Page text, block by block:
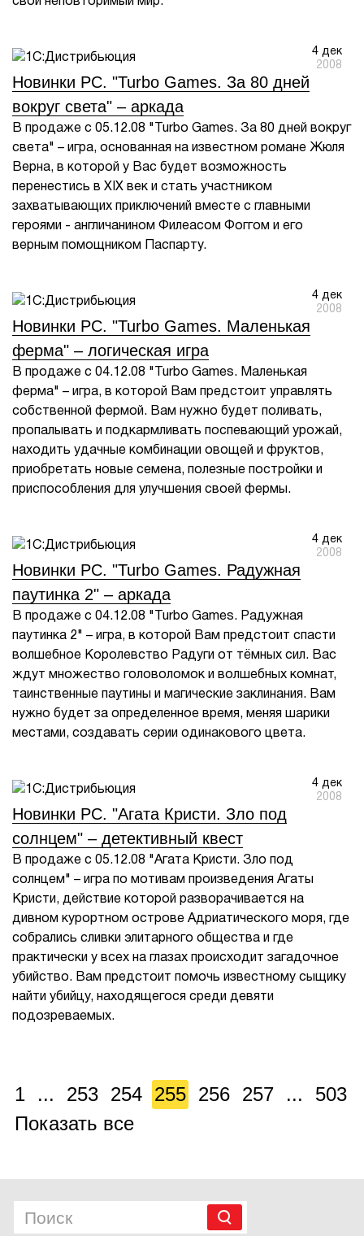
4 дек
2008
Новинки PC. "Turbo Games. За 80 дней
вокруг света" – аркада
В продаже с 05.12.08 "Turbo Games. За 80 дней вокруг
света" – игра, основанная на известном романе Жюля
Верна, в которой у Вас будет возможность
перенестись в XIX век и стать участником
захватывающих приключений вместе с главными
героями - англичанином Филеасом Фоггом и его
верным помощником Паспарту.
4 дек
2008
Новинки PC. "Turbo Games. Маленькая
ферма" – логическая игра
В продаже с 04.12.08 "Turbo Games. Маленькая
ферма" – игра, в которой Вам предстоит управлять
собственной фермой. Вам нужно будет поливать,
пропалывать и подкармливать поспевающий урожай,
находить удачные комбинации овощей и фруктов,
приобретать новые семена, полезные постройки и
приспособления для улучшения своей фермы.
4 дек
2008
Новинки PC. "Turbo Games. Радужная
паутинка 2" – аркада
В продаже с 04.12.08 "Turbo Games. Радужная
паутинка 2" – игра, в которой Вам предстоит спасти
волшебное Королевство Радуги от тёмных сил. Вас
ждут множество головоломок и волшебных комнат,
таинственные паутины и магические заклинания. Вам
нужно будет за определенное время, меняя шарики
местами, создавать серии одинакового цвета.
4 дек
2008
Новинки PC. "Агата Кристи. Зло под
солнцем" – детективный квест
В продаже с 05.12.08 "Агата Кристи. Зло под
солнцем" – игра по мотивам произведения Агаты
Кристи, действие которой разворачивается на
дивном курортном острове Адриатического моря, где
собрались сливки элитарного общества и где
практически у всех на глазах происходит загадочное
убийство. Вам предстоит помочь известному сыщику
найти убийцу, находящегося среди девяти
подозреваемых.
1 ... 253 254 255 256 257 ...
503
Показать все